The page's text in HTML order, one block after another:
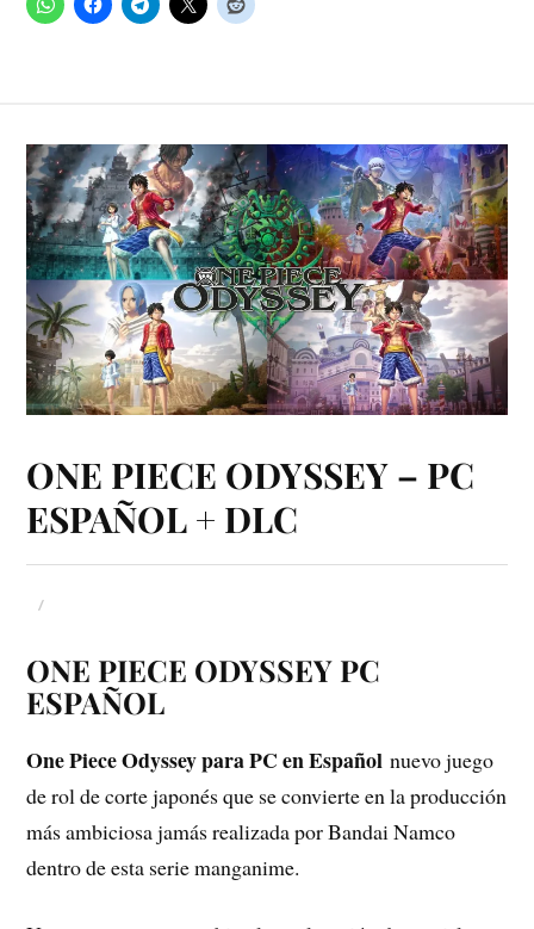
ONE PIECE ODYSSEY – PC
ESPAÑOL + DLC
ONE PIECE ODYSSEY PC
ESPAÑOL
One Piece Odyssey para PC en Españolnuevo juego
de rol de corte japonés que se convierte en la producción
más ambiciosa jamás realizada por Bandai Namco
dentro de esta serie manganime.